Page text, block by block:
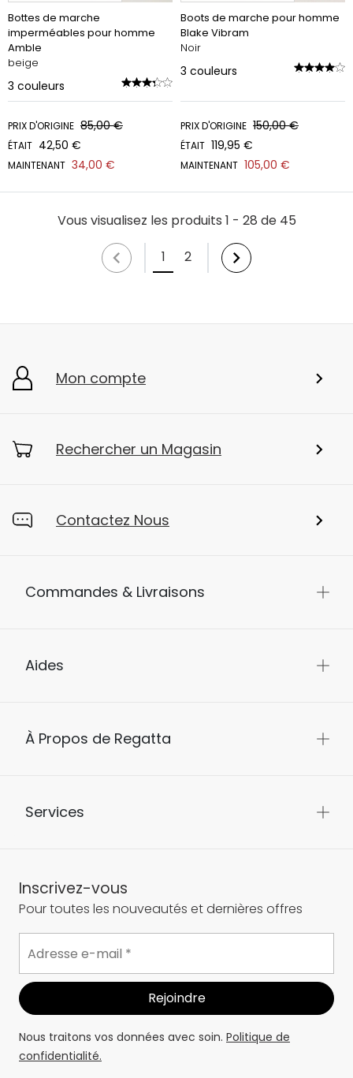
Bottes de marche
imperméables pour homme
Amble
beige
3 couleurs
PRIX D'ORIGINE 85,00 €
ÉTAIT 42,50 €
MAINTENANT 34,00 €
Boots de marche pour homme
Blake Vibram
Noir
3 couleurs
PRIX D'ORIGINE 150,00 €
ÉTAIT 119,95 €
MAINTENANT 105,00 €
Vous visualisez les produits 1 - 28 de 45
1
2
Mon compte
Rechercher un Magasin
Contactez Nous
Commandes & Livraisons
Aides
À Propos de Regatta
Services
Inscrivez-vous
Pour toutes les nouveautés et dernières offres
Nous traitons vos données avec soin. Politique de
confidentialité.